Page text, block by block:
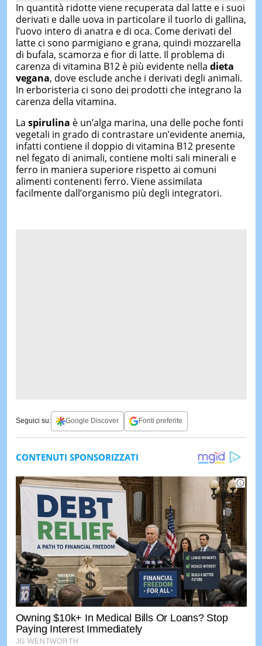
In quantità ridotte viene recuperata dal latte e i suoi
derivati e dalle uova in particolare il tuorlo di gallina,
l’uovo intero di anatra e di oca. Come derivati del
latte ci sono parmigiano e grana, quindi mozzarella
di bufala, scamorza e fior di latte. Il problema di
carenza di vitamina B12 è più evidente nella dieta
vegana, dove esclude anche i derivati degli animali.
In erboristeria ci sono dei prodotti che integrano la
carenza della vitamina.
La spirulina è un’alga marina, una delle poche fonti
vegetali in grado di contrastare un’evidente anemia,
infatti contiene il doppio di vitamina B12 presente
nel fegato di animali, contiene molti sali minerali e
ferro in maniera superiore rispetto ai comuni
alimenti contenenti ferro. Viene assimilata
facilmente dall’organismo più degli integratori.
Seguici su: Google Discover Fonti preferite